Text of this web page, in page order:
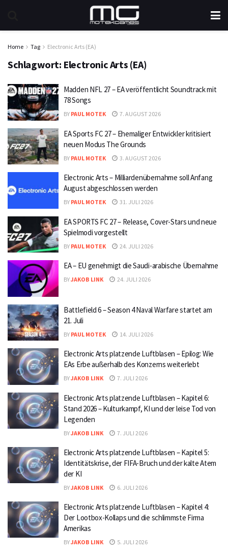
Home Tag Electronic Arts (EA)
Schlagwort: Electronic Arts (EA)
Madden NFL 27 – EA veröffentlicht Soundtrack mit
78 Songs
BY PAUL MOTEK 7. AUGUST 2026
EA Sports FC 27 – Ehemaliger Entwickler kritisiert
neuen Modus The Grounds
BY PAUL MOTEK 3. AUGUST 2026
Electronic Arts – Milliardenübernahme soll Anfang
August abgeschlossen werden
BY PAUL MOTEK 31. JULI 2026
EA SPORTS FC 27 – Release, Cover-Stars und neue
Spielmodi vorgestellt
BY PAUL MOTEK 24. JULI 2026
EA – EU genehmigt die Saudi-arabische Übernahme
BYJAKOB LINK 24. JULI 2026
Battlefield 6 – Season 4 Naval Warfare startet am
21. Juli
BY PAUL MOTEK 14. JULI 2026
Electronic Arts platzende Luftblasen – Epilog: Wie
EAs Erbe außerhalb des Konzerns weiterlebt
BYJAKOB LINK 7. JULI 2026
Electronic Arts platzende Luftblasen – Kapitel 6:
Stand 2026 – Kulturkampf, KI und der leise Tod von
Legenden
BYJAKOB LINK 7. JULI 2026
Electronic Arts platzende Luftblasen – Kapitel 5:
Identitätskrise, der FIFA-Bruch und der kalte Atem
der KI
BYJAKOB LINK 6. JULI 2026
Electronic Arts platzende Luftblasen – Kapitel 4:
Der Lootbox-Kollaps und die schlimmste Firma
Amerikas
BYJAKOB LINK 5. JULI 2026